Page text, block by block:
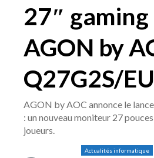
27″ gaming
AGON by
Q27G2S/EU
AGON by AOC annonce le
: un nouveau moniteur 27
joueurs.
Actualités informatique